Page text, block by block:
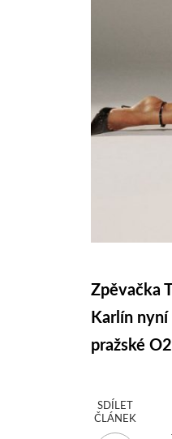
Zpěvačka
Karlín nyní
pražské
SDÍLET
ČLÁNEK